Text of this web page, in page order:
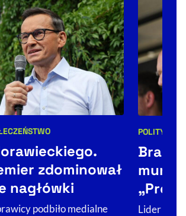
zdominował
nagłówki
podbiło medialne
POLITYKA
Braun
Lider